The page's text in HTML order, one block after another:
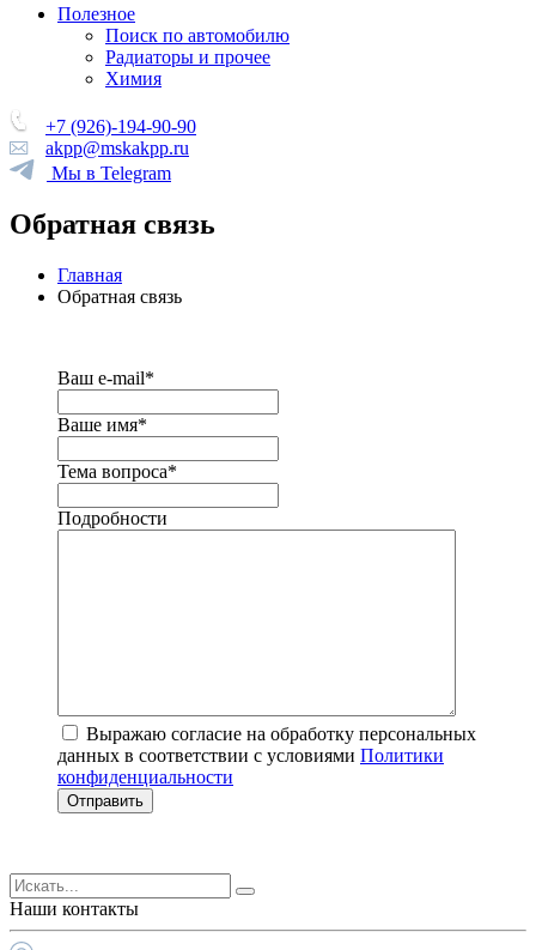
Полезное
Поиск по автомобилю
Радиаторы и прочее
Химия
+7 (926)-194-90-90
akpp@mskakpp.ru
Мы в Telegram
Обратная связь
Главная
Обратная связь
Ваш e-mail*
Ваше имя*
Тема вопроса*
Подробности
Выражаю согласие на обработку персональных
данных в соответствии с условиями Политики
конфиденциальности
Отправить
Наши контакты